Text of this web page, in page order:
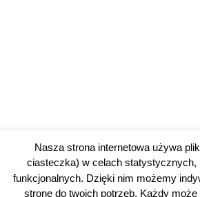
Nasza strona internetowa używa
ciasteczka) w celach statystycznych,
funkcjonalnych. Dzięki nim możemy
stronę do twoich potrzeb. Każdy